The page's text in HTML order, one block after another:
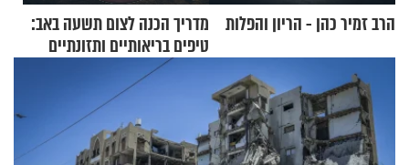
הרב זמיר כהן - הריון והפלות
מדריך הכנה לצום תשעה באב:
טיפים בריאותיים ותזונתיים
לשמירה על הגוף